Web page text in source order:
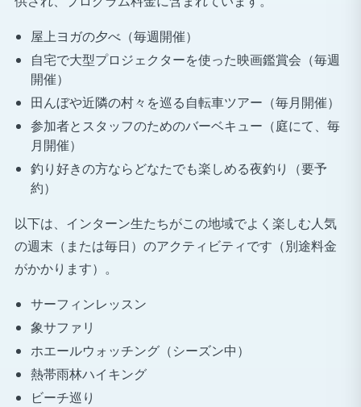
屋上ヨガの夕べ（毎週開催）
自宅で大型プロジェクターを使った映画鑑賞会（毎週
開催）
田んぼや近隣の村々を巡る自転車ツアー（毎月開催）
参加者とスタッフのためのバーベキュー（庭にて、毎
月開催）
釣り好きの方ならどなたでも楽しめる夜釣り（要予
約）
以下は、インターン生たちがこの地域でよく楽しむ人気
の週末（または毎日）のアクティビティです（別途料金
がかかります）。
サーフィンレッスン
象サファリ
ホエールウォッチング（シーズン中）
熱帯雨林ハイキング
ビーチ巡り